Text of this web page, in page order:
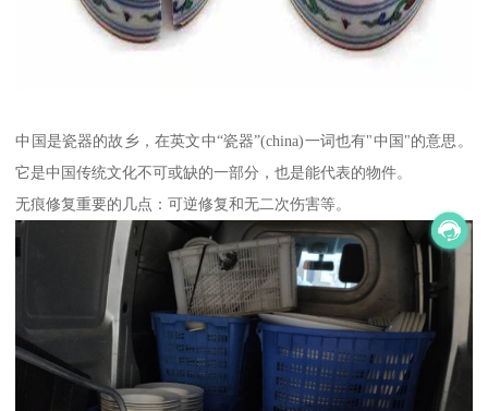
中国是瓷器的故乡，在英文中“瓷器”(china)一词也有"中国"的意思。
它是中国传统文化不可或缺的一部分，也是能代表的物件。
无痕修复重要的几点：可逆修复和无二次伤害等。